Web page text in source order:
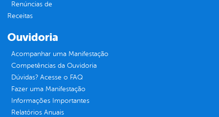
Renúncias de
Receitas
Ouvidoria
Acompanhar uma Manifestação
Competências da Ouvidoria
Dúvidas? Acesse o FAQ
Fazer uma Manifestação
Informações Importantes
Relatórios Anuais